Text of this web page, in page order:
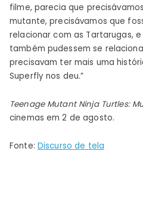
filme, parecia que
mutante, precisávamos que
relacionar com as Tartarugas,
também pudessem se
precisavam ter mais uma
Superfly nos deu.”
Teenage Mutant Ninja Turtles:
cinemas em 2 de agosto.
Fonte: Discurso de tela